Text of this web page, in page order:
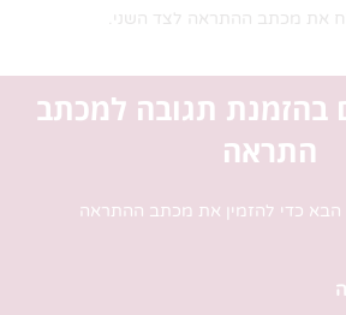
את מכתב ההתראה לצד השני.
בהזמנת תגובה למכתב
התראה
כדי להזמין את מכתב ההתראה